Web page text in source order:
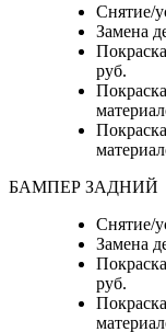
Снятие/
Замена
руб.
БАМПЕР ЗАДНИЙ
Снятие/
Замена
руб.